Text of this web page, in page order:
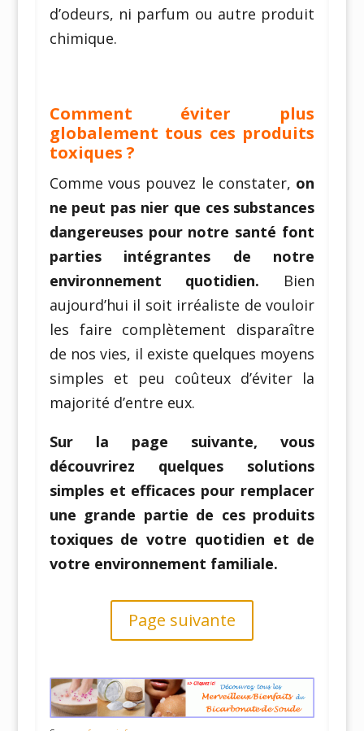
d’odeurs, ni parfum ou autre produit
chimique.
Comment éviter plus
globalement tous ces produits
toxiques ?
Comme vous pouvez le constater, on
ne peut pas nier que ces substances
dangereuses pour notre santé font
parties intégrantes de notre
environnement quotidien. Bien
aujourd’hui il soit irréaliste de vouloir
les faire complètement disparaître
de nos vies, il existe quelques moyens
simples et peu coûteux d’éviter la
majorité d’entre eux.
Sur la page suivante, vous
découvrirez quelques solutions
simples et efficaces pour remplacer
une grande partie de ces produits
toxiques de votre quotidien et de
votre environnement familiale.
Page suivante